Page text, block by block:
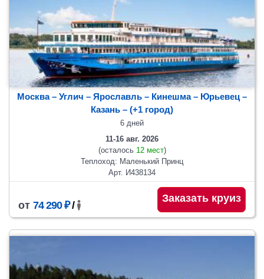
Москва – Углич – Ярославль – Кинешма – Юрьевец –
Казань – (+1 город)
6 дней
11-16 авг. 2026
(осталось 12 мест)
Теплоход: Маленький Принц
Арт. И438134
от 74 290 ₽/
Заказать круиз